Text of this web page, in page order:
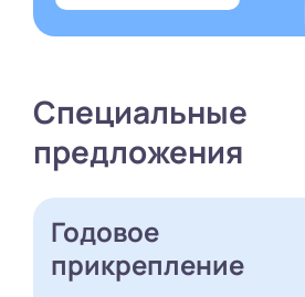
Специальные
предложения
Годовое
прикрепление